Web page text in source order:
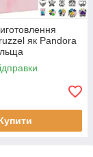
як Pandora